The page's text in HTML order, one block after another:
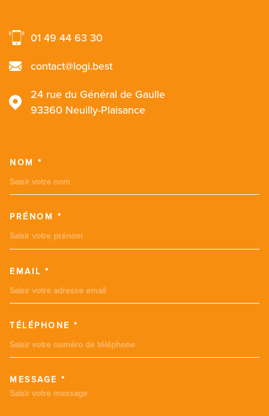
01 49 44 63 30
contact@logi.best
24 rue du Général de Gaulle
93360
Neuilly-Plaisance
NOM *
PRÉNOM *
EMAIL *
TÉLÉPHONE *
TRAD_MELTEM_VOREDEMANDE
MESSAGE *